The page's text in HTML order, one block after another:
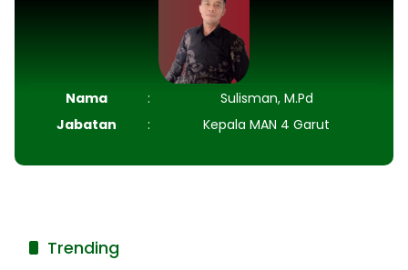
Nama :
Sulisman, M.Pd
Jabatan
: Kepala MAN 4 Garut
Trending